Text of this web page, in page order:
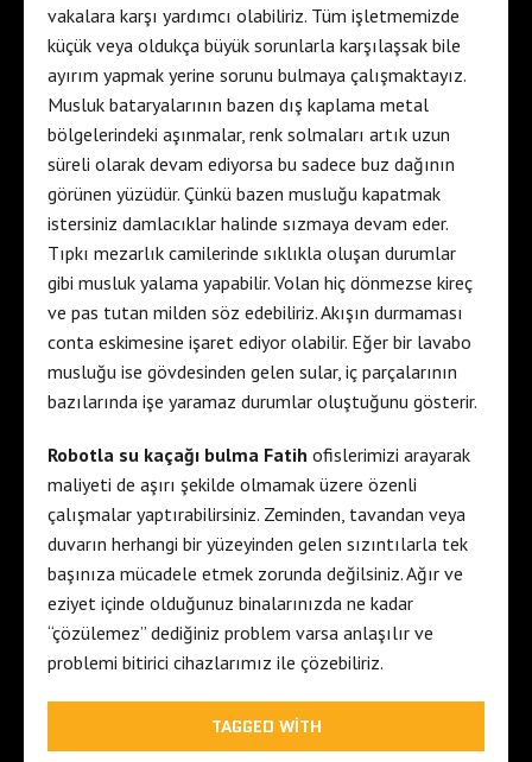
vakalara karşı yardımcı olabiliriz. Tüm işletmemizde
küçük veya oldukça büyük sorunlarla karşılaşsak bile
ayırım yapmak yerine sorunu bulmaya çalışmaktayız.
Musluk bataryalarının bazen dış kaplama metal
bölgelerindeki aşınmalar, renk solmaları artık uzun
süreli olarak devam ediyorsa bu sadece buz dağının
görünen yüzüdür. Çünkü bazen musluğu kapatmak
istersiniz damlacıklar halinde sızmaya devam eder.
Tıpkı mezarlık camilerinde sıklıkla oluşan durumlar
gibi musluk yalama yapabilir. Volan hiç dönmezse kireç
ve pas tutan milden söz edebiliriz. Akışın durmaması
conta eskimesine işaret ediyor olabilir. Eğer bir lavabo
musluğu ise gövdesinden gelen sular, iç parçalarının
bazılarında işe yaramaz durumlar oluştuğunu gösterir.
Robotla su kaçağı bulma Fatih ofislerimizi arayarak
maliyeti de aşırı şekilde olmamak üzere özenli
çalışmalar yaptırabilirsiniz. Zeminden, tavandan veya
duvarın herhangi bir yüzeyinden gelen sızıntılarla tek
başınıza mücadele etmek zorunda değilsiniz. Ağır ve
eziyet içinde olduğunuz binalarınızda ne kadar
“çözülemez” dediğiniz problem varsa anlaşılır ve
problemi bitirici cihazlarımız ile çözebiliriz.
TAGGED WITH